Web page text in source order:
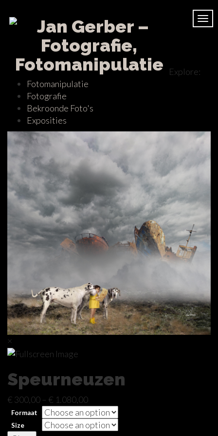
Explore:
Fotomanipulatie
Fotografie
Bekroonde Foto's
Exposities
×
Speurneuzen
€ 300,00– € 1.080,00
Formaat
Size